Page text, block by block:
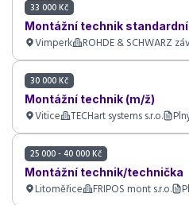
33 000 Kč
Montážní technik
Vimperk ROHDE & SCHWARZ
30 000 Kč
Montážní technik (m/ž)
Vitice TECHart systems s.r.o.
25 000 - 40 000 Kč
Montážní technik/technička
Litoměřice FRIPOS mont s.r.o.